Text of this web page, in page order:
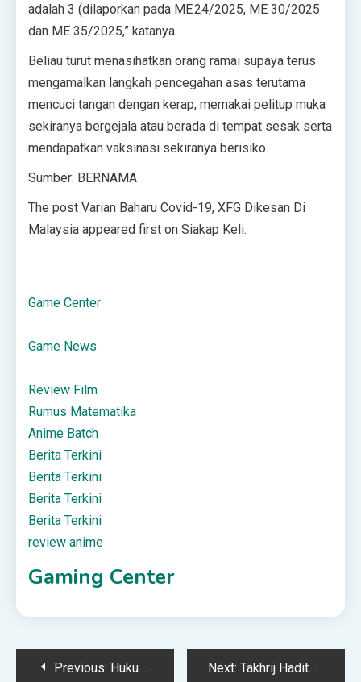
adalah 3 (dilaporkan pada ME 24/2025, ME 30/2025
dan ME 35/2025,” katanya.
Beliau turut menasihatkan orang ramai supaya terus
mengamalkan langkah pencegahan asas terutama
mencuci tangan dengan kerap, memakai pelitup muka
sekiranya bergejala atau berada di tempat sesak serta
mendapatkan vaksinasi sekiranya berisiko.
Sumber: BERNAMA
The post Varian Baharu Covid-19, XFG Dikesan Di
Malaysia appeared first on Siakap Keli.
Game Center
Game News
Review Film
Rumus Matematika
Anime Batch
Berita Terkini
Berita Terkini
Berita Terkini
Berita Terkini
review anime
Gaming Center
PostPrevious: Hukum Trading Saham – Syariah Online DepokSyariah Online Depok Next: Takhrij Hadits “Aku Tinggalkan Dua Hal: Kitabullah dan Sunnah Nabi”